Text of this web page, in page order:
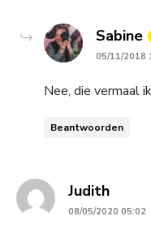
Sabine
05/11/2018
Nee, die vermaal
Beantwoorden
Judithsays:
08/05/2020 05:02